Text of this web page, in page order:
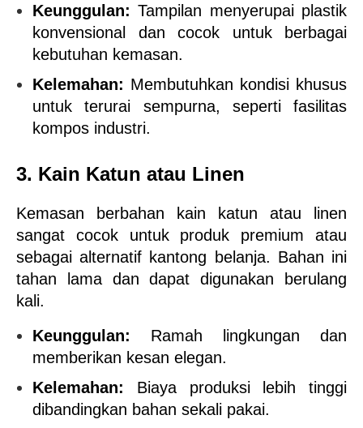
Keunggulan: Tampilan menyerupai plastik
konvensional dan cocok untuk berbagai
kebutuhan kemasan.
Kelemahan: Membutuhkan kondisi khusus
untuk terurai sempurna, seperti fasilitas
kompos industri.
3. Kain Katun atau Linen
Kemasan berbahan kain katun atau linen
sangat cocok untuk produk premium atau
sebagai alternatif kantong belanja. Bahan ini
tahan lama dan dapat digunakan berulang
kali.
Keunggulan: Ramah lingkungan dan
memberikan kesan elegan.
Kelemahan: Biaya produksi lebih tinggi
dibandingkan bahan sekali pakai.